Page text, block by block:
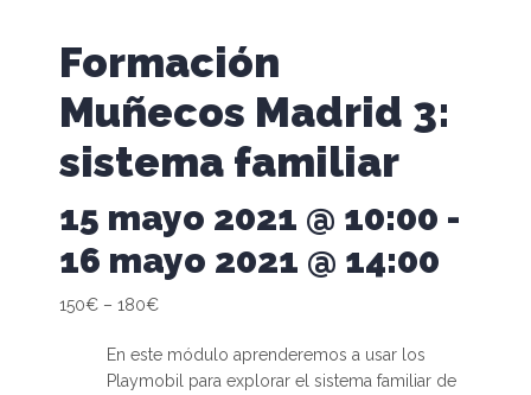
Formación
Muñecos Madrid 3:
sistema familiar
15 mayo 2021 @ 10:00 -
16 mayo 2021 @ 14:00
150€ – 180€
En este módulo aprenderemos a usar los
Playmobil para explorar el sistema familiar de